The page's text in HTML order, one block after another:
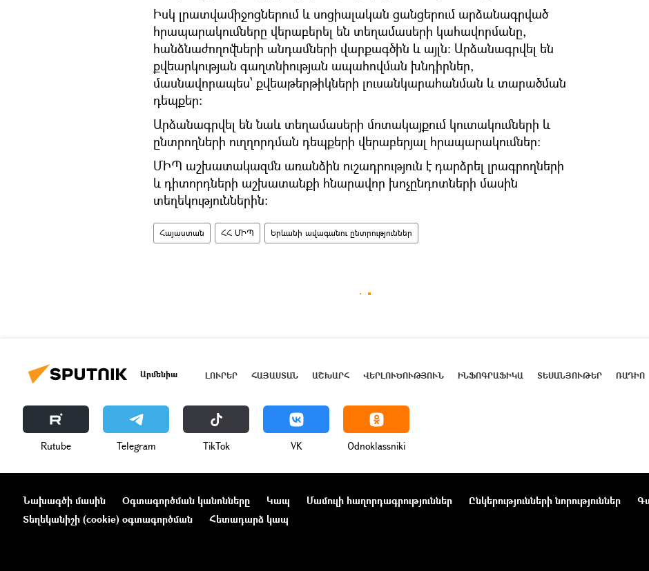
Իսկ լրատվամիջոցներում և սոցիալական ցանցերում արձանագրված
հրապարակումները վերաբերել են տեղամասերի կահավորմանը,
հանձնաժողովների անդամների վարքագծին և այլն: Արձանագրվել են
քվեարկության գաղտնիության ապահովման խնդիրներ,
մասնավորապես՝ քվեաթերթիկների լուսանկարահանման և տարածման
դեպքեր:
Արձանագրվել են նաև տեղամասերի մոտակայքում կուտակումների և
ընտրողների ուղղորդման դեպքերի վերաբերյալ հրապարակումներ:
ՄԻՊ աշխատակազմն առանձին ուշադրություն է դարձրել լրագրողների
և դիտորդների աշխատանքի հնարավոր խոչընդոտների մասին
տեղեկություններին:
Հայաստան ՀՀ ՄԻՊ Երևանի ավագանու ընտրություններ
Արմենիա ԼՈՒՐԵՐ ՀԱՅԱՍՏԱՆ ԱՇԽԱՐՀ ՎԵՐԼՈՒԾՈՒԹՅՈՒՆ ԻՆՖՈԳՐԱՖԻԿԱ ՏԵՍԱՆՅՈՒԹԵՐ ՌԱԴԻՈ
Rutube Telegram ТikТоk VK Odnoklassniki
Նախագծի մասին Օգտագործման կանոնները Կապ Մամուլի հաղորդագրություններ Ընկերությունների նորություններ
Տեղեկանիշի (cookie) օգտագործման
Հետադարձ կապ